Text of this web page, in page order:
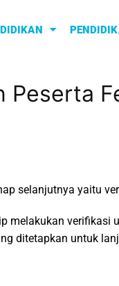
Peserta
selanjutnya yaitu
melakukan
ditetapkan untuk